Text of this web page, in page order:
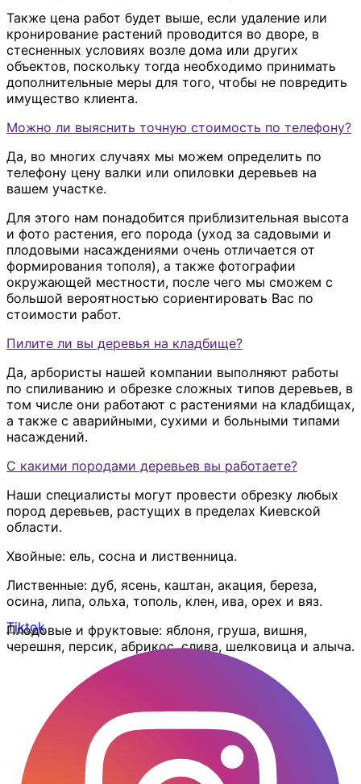
Также цена работ будет выше, если удаление или
кронирование растений проводится во дворе, в
стесненных условиях возле дома или других
объектов, поскольку тогда необходимо принимать
дополнительные меры для того, чтобы не повредить
имущество клиента.
Можно ли выяснить точную стоимость по телефону?
Да, во многих случаях мы можем определить по
телефону цену валки или опиловки деревьев на
вашем участке.
Для этого нам понадобится приблизительная высота
и фото растения, его порода (уход за садовыми и
плодовыми насаждениями очень отличается от
формирования тополя), а также фотографии
окружающей местности, после чего мы сможем с
большой вероятностью сориентировать Вас по
стоимости работ.
Пилите ли вы деревья на кладбище?
Да, арбористы нашей компании выполняют работы
по спиливанию и обрезке сложных типов деревьев, в
том числе они работают с растениями на кладбищах,
а также с аварийными, сухими и больными типами
насаждений.
С какими породами деревьев вы работаете?
Наши специалисты могут провести обрезку любых
пород деревьев, растущих в пределах Киевской
области.
Хвойные: ель, сосна и лиственница.
Лиственные: дуб, ясень, каштан, акация, береза,
осина, липа, ольха, тополь, клен, ива, орех и вяз.
Плодовые и фруктовые: яблоня, груша, вишня,
черешня, персик, абрикос, слива, шелковица и алыча.
Tiktok